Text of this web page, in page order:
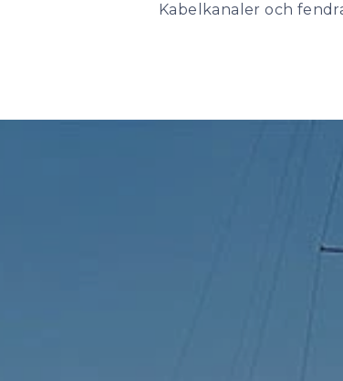
Kabelkanaler och